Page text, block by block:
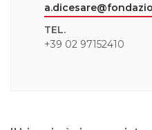
TEL.
+39 02 97152410